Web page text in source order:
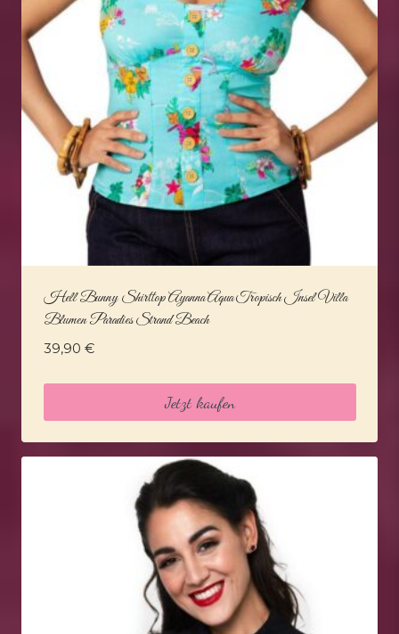
Hell Bunny Shirttop Ayanna Aqua Tropisch Insel Villa
Blumen Paradies Strand Beach
39,90 €
Jetzt kaufen